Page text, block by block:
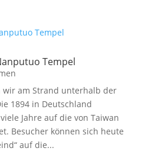
Tempel
am Strand unterhalb der
1894 in Deutschland
Jahre auf die von Taiwan
Besucher können sich heute
auf die...